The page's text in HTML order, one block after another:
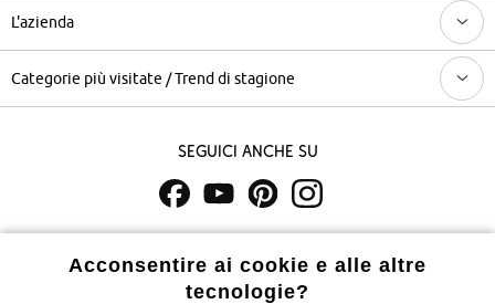
L'azienda
Categorie più visitate / Trend di stagione
Seguici anche su
costi di servizio.
Acconsentire ai cookie e alle altre
tecnologie?